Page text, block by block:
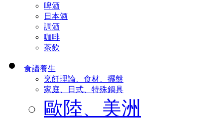
啤酒
日本酒
調酒
咖啡
茶飲
食譜養生
烹飪理論、食材、擺盤
家庭、日式、特殊鍋具
歐陸、美洲